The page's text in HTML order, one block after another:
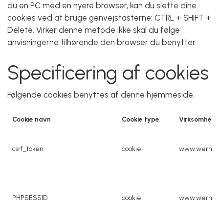
du en PC med en nyere browser, kan du slette dine
cookies ved at bruge genvejstasterne: CTRL + SHIFT +
Delete. Virker denne metode ikke skal du følge
anvisningerne tilhørende den browser du benytter.
Specificering af cookies
Følgende cookies benyttes af denne hjemmeside.
Cookie navn Cookie type Virksomhed
csrf_token cookie
PHPSESSID cookie